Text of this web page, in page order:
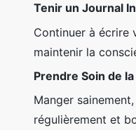
Tenir un Journal
Continuer à écrire
maintenir la
Prendre Soin de
Manger
régulièrement et